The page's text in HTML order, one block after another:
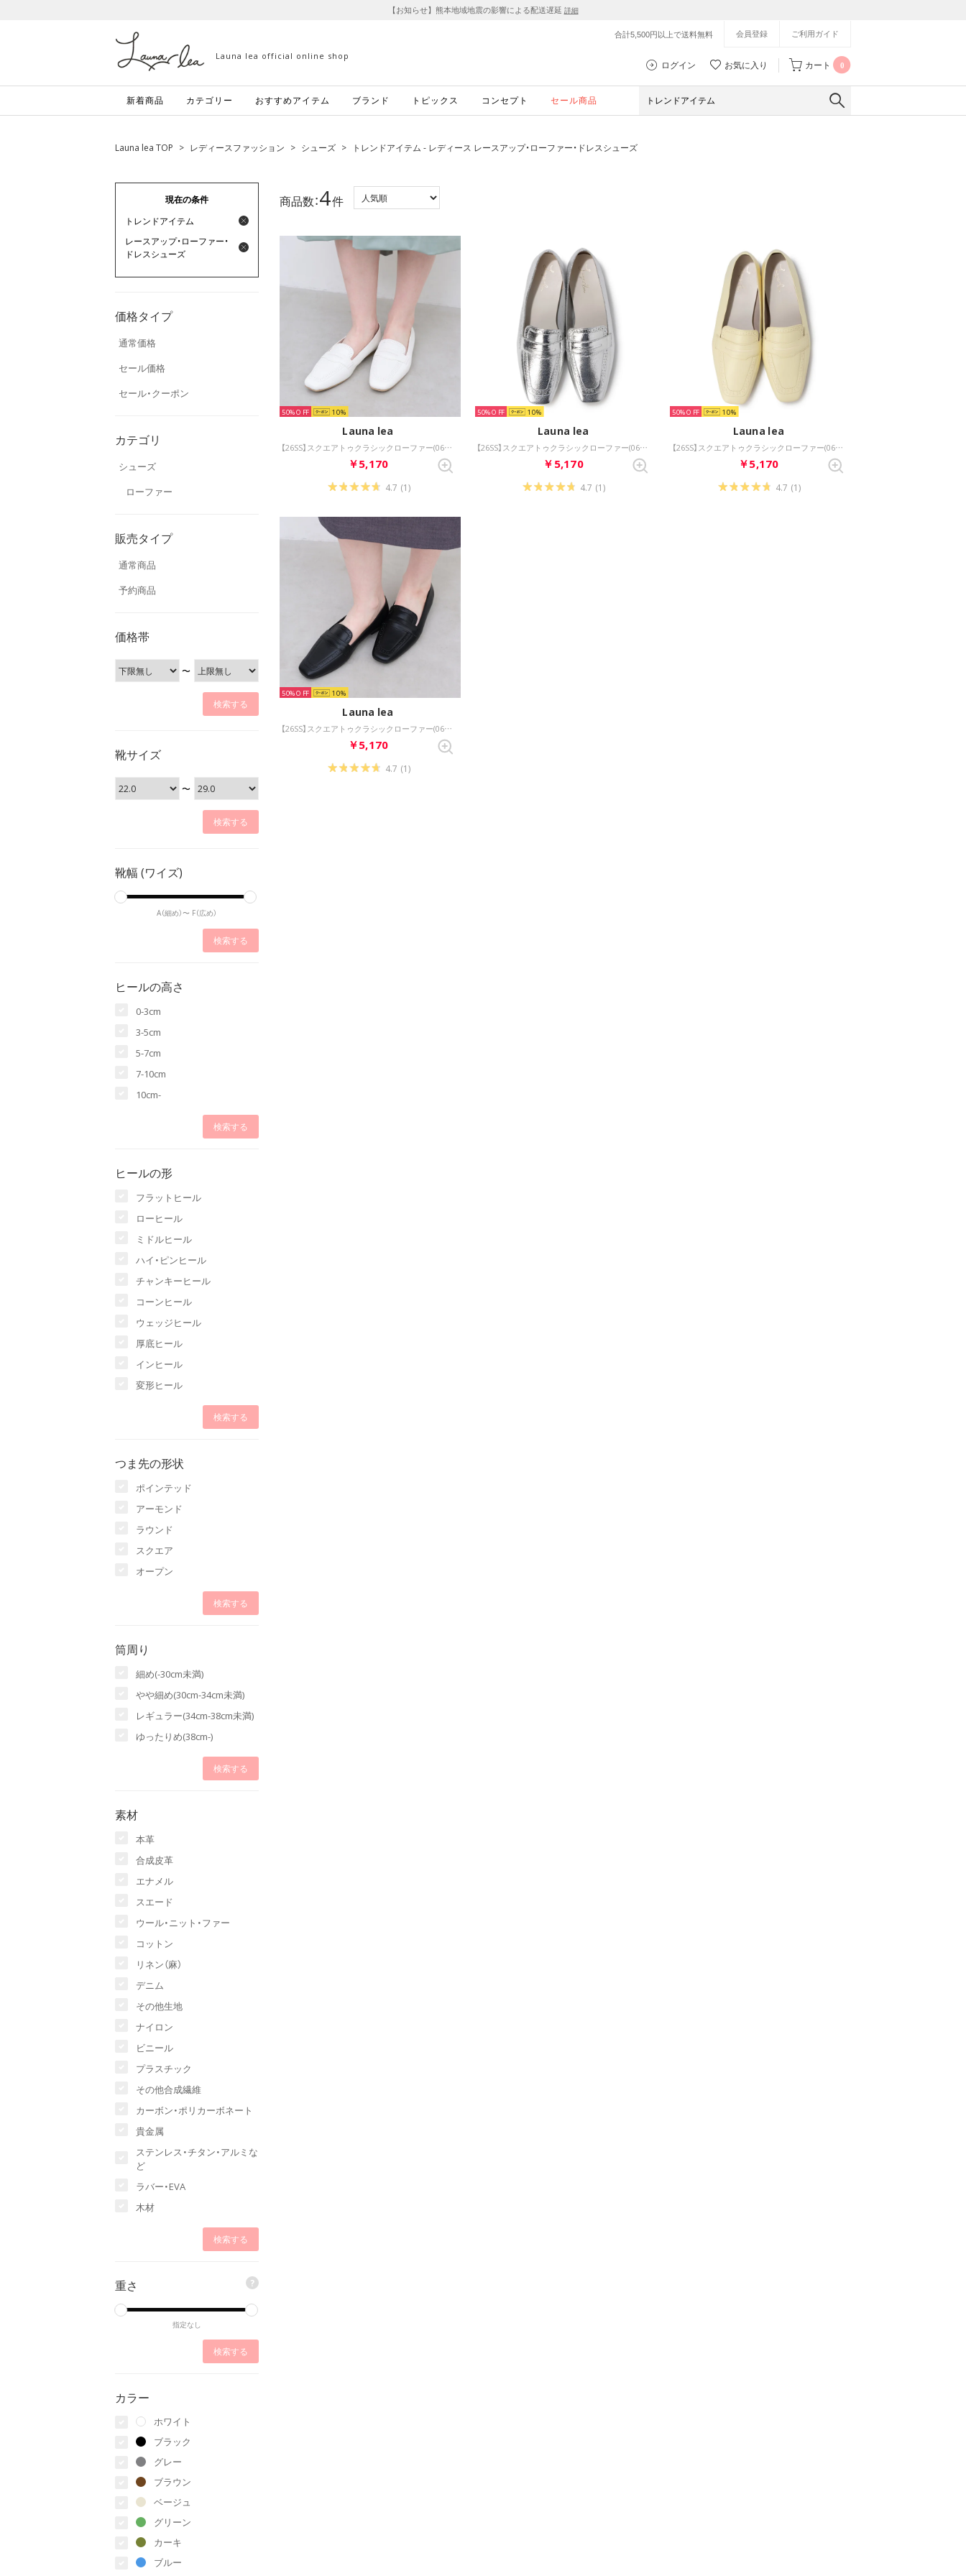
【お知らせ】熊本地域地震の影響による配送遅延 詳細
Launa lea official online shop
合計5,500円以上で送料無料 会員登録 ご利用ガイド
ログイン お気に入り カート 0
新着商品 カテゴリー おすすめアイテム ブランド トピックス コンセプト セール商品
Launa lea TOP > レディースファッション > シューズ > トレンドアイテム - レディース レースアップ・ローファー・ドレスシューズ
現在の条件
トレンドアイテム
レースアップ・ローファー・
ドレスシューズ
価格タイプ
通常価格
セール価格
セール・クーポン
カテゴリ
シューズ
ローファー
販売タイプ
通常商品
予約商品
価格帯
〜
靴サイズ
〜
靴幅 (ワイズ)
A（細め）〜 F（広め）
ヒールの高さ
0-3cm
3-5cm
5-7cm
7-10cm
10cm-
ヒールの形
フラットヒール
ローヒール
ミドルヒール
ハイ・ピンヒール
チャンキーヒール
コーンヒール
ウェッジヒール
厚底ヒール
インヒール
変形ヒール
つま先の形状
ポインテッド
アーモンド
ラウンド
スクエア
オープン
筒周り
細め(-30cm未満)
やや細め(30cm-34cm未満)
レギュラー(34cm-38cm未満)
ゆったりめ(38cm-)
素材
本革
合成皮革
エナメル
スエード
ウール・ニット・ファー
コットン
リネン（麻）
デニム
その他生地
ナイロン
ビニール
プラスチック
その他合成繊維
カーボン・ポリカーボネート
貴金属
ステンレス・チタン・アルミな
ど
ラバー・EVA
木材
重さ ?
指定なし
カラー
ホワイト
ブラック
グレー
ブラウン
ベージュ
グリーン
カーキ
ブルー
商品数：4件
50% 10
Launa lea
【26SS】スクエアトゥクラシックローファー(0617) （アイボリー）
￥5,170
4.7 (1)
50% 10
Launa lea
【26SS】スクエアトゥクラシックローファー(0617) （シルバー）
￥5,170
4.7 (1)
50% 10
Launa lea
【26SS】スクエアトゥクラシックローファー(0617) （イエロー）
￥5,170
4.7 (1)
50% 10
Launa lea
【26SS】スクエアトゥクラシックローファー(0617) （ブラック）
￥5,170
4.7 (1)